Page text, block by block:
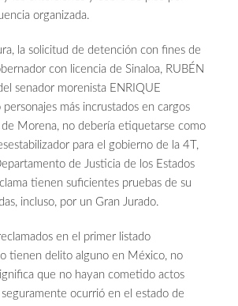
organizada.
la solicitud de detención con fines de
con licencia de Sinaloa, RUBÉN
senador morenista ENRIQUE
más incrustados en cargos
Morena, no debería etiquetarse como
para el gobierno de la 4T,
de Justicia de los Estados
tienen suficientes pruebas de su
incluso, por un Gran Jurado.
en el primer listado
tienen delito alguno en México, no
que no hayan cometido actos
ocurrió en el estado de